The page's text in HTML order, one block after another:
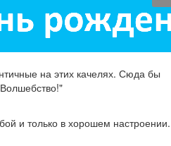
на этих качелях. Сюда бы
и только в хорошем настроении.